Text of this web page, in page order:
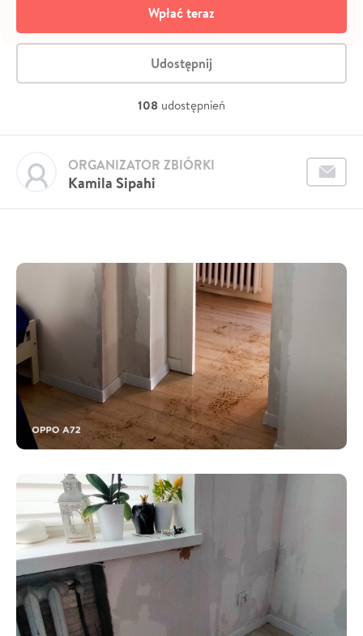
Wpłać teraz
Udostępnij
108 udostępnień
Kamila Sipahi
ORGANIZATOR ZBIÓRKI